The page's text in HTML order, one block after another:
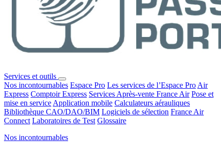
Services et outils
Nos incontournables Espace Pro Les services de l’Espace Pro Air
Express Comptoir Express Services Après-vente France Air Pose et
mise en service Application mobile Calculateurs aérauliques
Bibliothèque CAO/DAO/BIM Logiciels de sélection France Air
Connect Laboratoires de Test Glossaire
Nos incontournables